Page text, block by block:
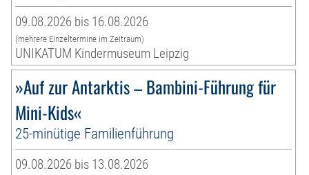
09.08.2026 bis 16.08.2026
(mehrere Einzeltermine im Zeitraum)
UNIKATUM Kindermuseum Leipzig
»Auf zur Antarktis – Bambini-Führung für
Mini-Kids«
25-minütige Familienführung
09.08.2026 bis 13.08.2026